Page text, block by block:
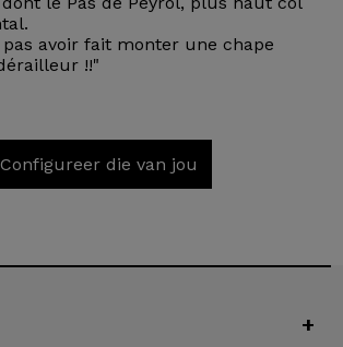
avoir fait monter une chape
!!"
Configureer die van jou
+